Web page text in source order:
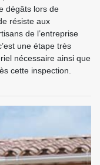
dégâts lors de
résiste aux
de l’entreprise
une étape très
nécessaire ainsi que
cette inspection.